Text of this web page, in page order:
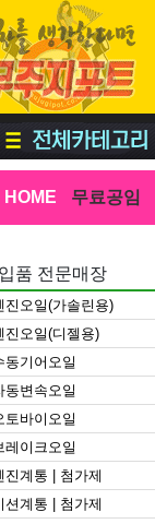
HOME 무료공임
품 전문매장
진오일(가솔린용)
진오일(디젤용)
동기어오일
동변속오일
토바이오일
레이크오일
진계통 | 첨가제
션계통 | 첨가제